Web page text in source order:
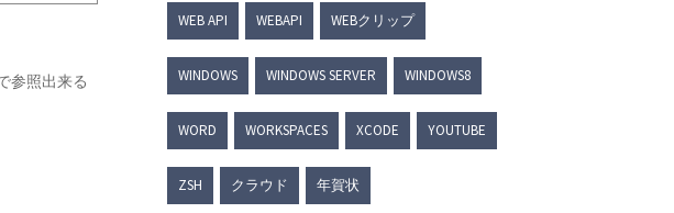
参照出来る
WEB API WEBAPI WEBクリップ
WINDOWS WINDOWS SERVER WINDOWS8
WORD WORKSPACES XCODE YOUTUBE
ZSH クラウド 年賀状